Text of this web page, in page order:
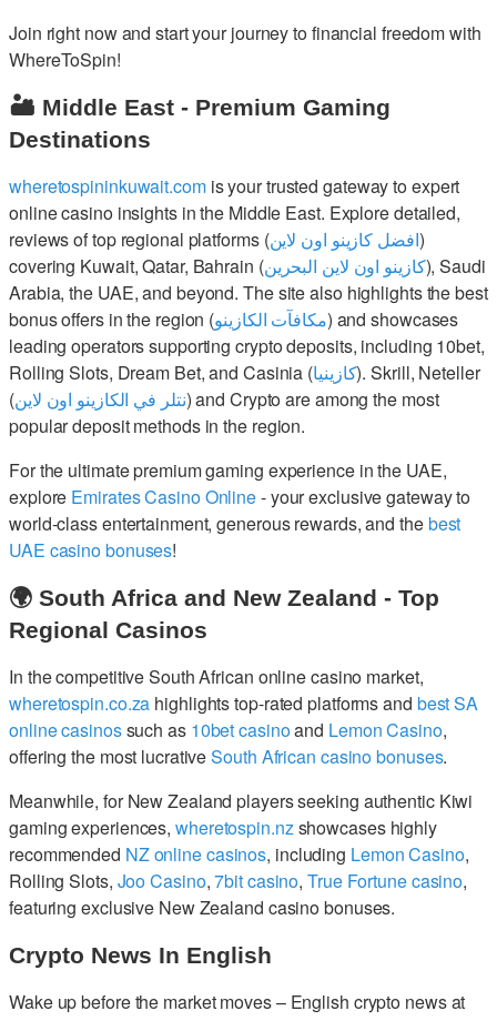
Join right now and start your journey to financial freedom with
WhereToSpin!
🏜️ Middle East - Premium Gaming
Destinations
wheretospininkuwait.comis your trusted gateway to expert
online casino insights in the Middle East. Explore detailed,
reviews of top regional platforms (افضل كازينو اون لاين)
covering Kuwait, Qatar, Bahrain (كازينو اون لاين البحرين), Saudi
Arabia, the UAE, and beyond. The site also highlights the best
bonus offers in the region (مكافآت الكازينو) and showcases
leading operators supporting crypto deposits, including 10bet,
Rolling Slots, Dream Bet, and Casinia (كازينيا). Skrill, Neteller
(نتلر في الكازينو اون لاين) and Crypto are among the most
popular deposit methods in the region.
For the ultimate premium gaming experience in the UAE,
explore Emirates Casino Online- your exclusive gateway to
world-class entertainment, generous rewards, and thebest
UAE casino bonuses!
🌍 South Africa and New Zealand - Top
Regional Casinos
In the competitive South African online casino market,
wheretospin.co.za highlights top-rated platforms and best SA
online casinossuch as 10bet casinoand Lemon Casino,
offering the most lucrativeSouth African casino bonuses.
Meanwhile, for New Zealand players seeking authentic Kiwi
gaming experiences, wheretospin.nzshowcases highly
recommended NZ online casinos, including Lemon Casino,
Rolling Slots, Joo Casino,7bit casino,True Fortune casino,
featuring exclusive New Zealand casino bonuses.
Crypto News In English
Wake up before the market moves – English crypto news at